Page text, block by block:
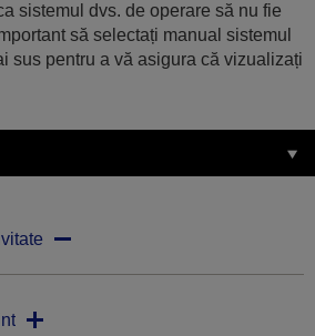
sistemul dvs. de operare să nu fie
să selectați manual sistemul
sus pentru a vă asigura că vizualizați